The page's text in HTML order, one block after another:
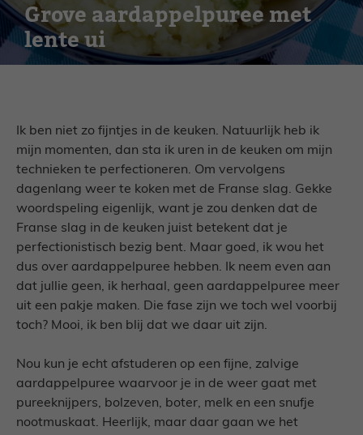
Grove aardappelpuree met
lente ui
Ik ben niet zo fijntjes in de keuken. Natuurlijk heb ik
mijn momenten, dan sta ik uren in de keuken om mijn
technieken te perfectioneren. Om vervolgens
dagenlang weer te koken met de Franse slag. Gekke
woordspeling eigenlijk, want je zou denken dat de
Franse slag in de keuken juist betekent dat je
perfectionistisch bezig bent. Maar goed, ik wou het
dus over aardappelpuree hebben. Ik neem even aan
dat jullie geen, ik herhaal, geen aardappelpuree meer
uit een pakje maken. Die fase zijn we toch wel voorbij
toch? Mooi, ik ben blij dat we daar uit zijn.
Nou kun je echt afstuderen op een fijne, zalvige
aardappelpuree waarvoor je in de weer gaat met
pureeknijpers, bolzeven, boter, melk en een snufje
nootmuskaat. Heerlijk, maar daar gaan we het